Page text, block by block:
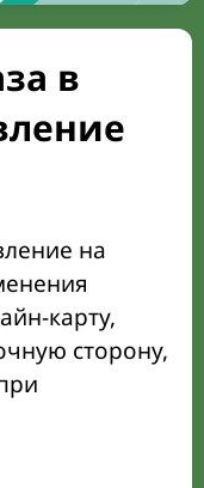
в
на
карту,
сторону,